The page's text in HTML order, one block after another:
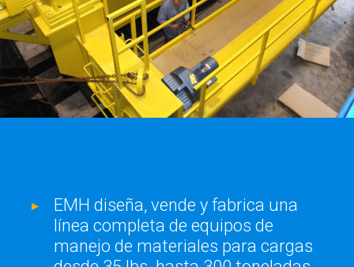
EMH diseña, vende y fabrica una
línea completa de equipos de
manejo de materiales para cargas